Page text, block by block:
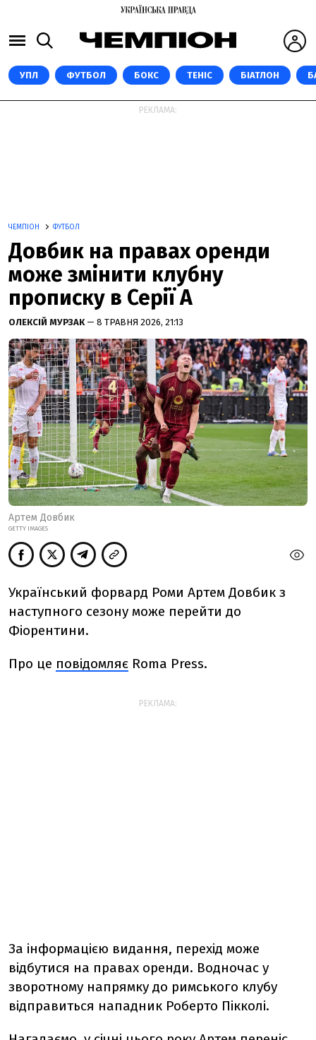
УПЛ ФУТБОЛ БОКС ТЕНІС БІАТЛОН
РЕКЛАМА:
ЧЕМПІОН ФУТБОЛ
Довбик на правах оренди
може змінити клубну
прописку в Серії А
ОЛЕКСІЙ МУРЗАК — 8 ТРАВНЯ 2026, 21:13
Артем Довбик
GETTY IMAGES
Український форвард Роми Артем Довбик з
наступного сезону може перейти до
Фіорентини.
Про це повідомляє Roma Press.
РЕКЛАМА:
За інформацією видання, перехід може
відбутися на правах оренди. Водночас у
зворотному напрямку до римського клубу
відправиться нападник Роберто Пікколі.